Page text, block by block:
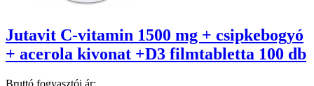
Jutavit C-vitamin 1500 mg + csipkebogyó
+ acerola kivonat +D3 filmtabletta 100 db
Bruttó fogyasztói ár: